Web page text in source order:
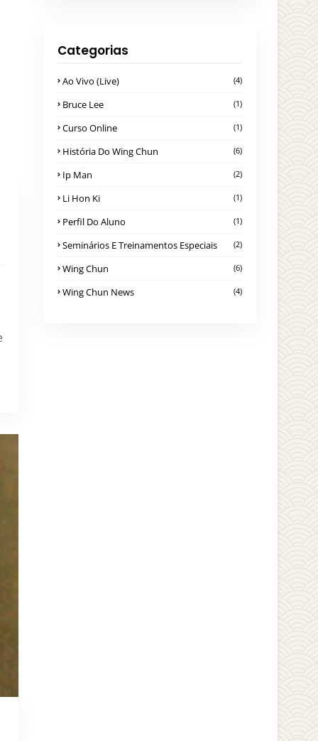
Categorias
Ao Vivo (Live) (4)
Bruce Lee (1)
Curso Online (1)
História Do Wing Chun (6)
Ip Man (2)
Li Hon Ki (1)
Perfil Do Aluno (1)
Seminários E Treinamentos Especiais (2)
Wing Chun (6)
Wing Chun News (4)